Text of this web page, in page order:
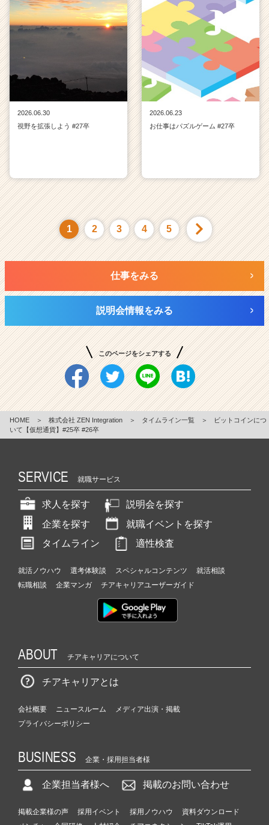
2026.06.30
視野を拡張しよう #27卒
2026.06.23
お仕事はパズルゲーム #27卒
1 2 3 4 5
仕事をみる
説明会情報をみる
このページをシェアする
HOME ＞ 株式会社 ZEN Integration ＞ タイムライン一覧 ＞
ビットコインにつ
いて【仮想通貨】#25卒 #26卒
SERVICE 就職サービス
求人を探す
説明会を探す
企業を探す
就職イベントを探す
タイムライン
適性検査
就活ノウハウ 選考体験談 スペシャルコンテンツ
就活相談
転職相談
企業マンガ チアキャリアユーザーガイド
ABOUT チアキャリアについて
チアキャリアとは
会社概要 ニュースルーム
メディア出演・掲載
プライバシーポリシー
BUSINESS 企業・採用担当者様
企業担当者様へ 掲載のお問い合わせ
掲載企業様の声 採用イベント 採用ノウハウ
資料ダウンロード